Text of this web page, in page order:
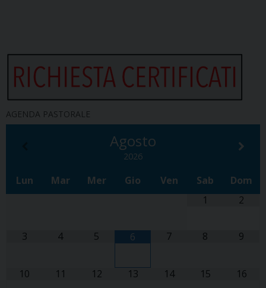
AGENDA PASTORALE
Agosto
2026
Lun Mar Mer Gio Ven Sab
Dom
1
2
3 4 5 6 7 8 9
10 11 12 13 14 15 16